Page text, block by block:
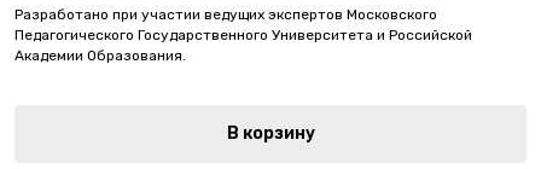
Разработано при участии ведущих экспертов Московского
Педагогического Государственного Университета и Российской
Академии Образования.
В корзину